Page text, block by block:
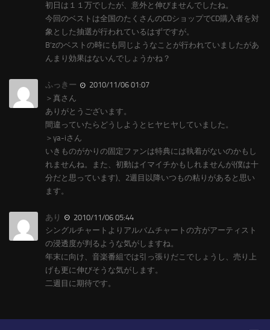
初日は１１万でしたが、意外と伸びませんでしたね。
今回のベストは全国のたくさんのCDショップでCD購入者を対
象とした抽選が行われているはずですが。
B’zのベストの時にも同じようなことが行われていましたがあ
んまり効果はないんでしょうかね？
ふっきー
2010/11/06 01:07
＞真さん
ありがとうございます。
間違っていたらどうしようとヒヤヒヤしていました。
＞ya-iさん
いきものがかりの固定ファンは特典には執着がないのかもし
れませんね。また、初動はイマイチかもしれませんが(僕は十
分だと思っています)、2週目以降いつもの粘りがあると思い
ます。
あり
2010/11/06 05:44
シングルチャートよりアルバムチャートの方がアーティスト
の浸透度が判るような気がしますね。
年末に向け、音楽番組では引っ張りだこでしょうし、売り上
げも更に伸びそうな気がします。
二週目に期待です。